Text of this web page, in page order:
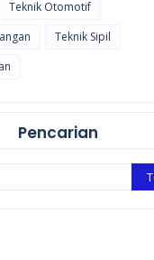
Teknik Otomotif
Teknik Sipil
Pencarian